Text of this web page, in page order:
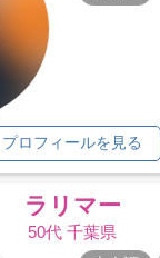
プロフィールを見る
ラリマー
50代 千葉県